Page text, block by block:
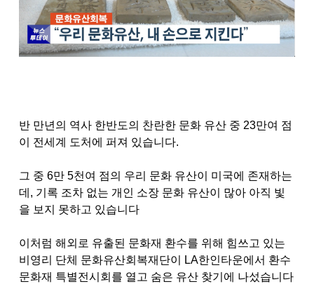
반 만년의 역사 한반도의 찬란한 문화 유산 중 23만여 점
이 전세계 도처에 퍼져 있습니다.
그 중 6만 5천여 점의 우리 문화 유산이 미국에 존재하는
데 , 기록 조차 없는 개인 소장 문화 유산이 많아 아직 빛
을 보지 못하고 있습니다
이처럼 해외로 유출된 문화재 환수를 위해 힘쓰고 있는
비영리 단체 문화유산회복재단이
LA한인타운에서 환수
문화재 특별전시회를 열고 숨은 유산 찾기에 나섰습니다